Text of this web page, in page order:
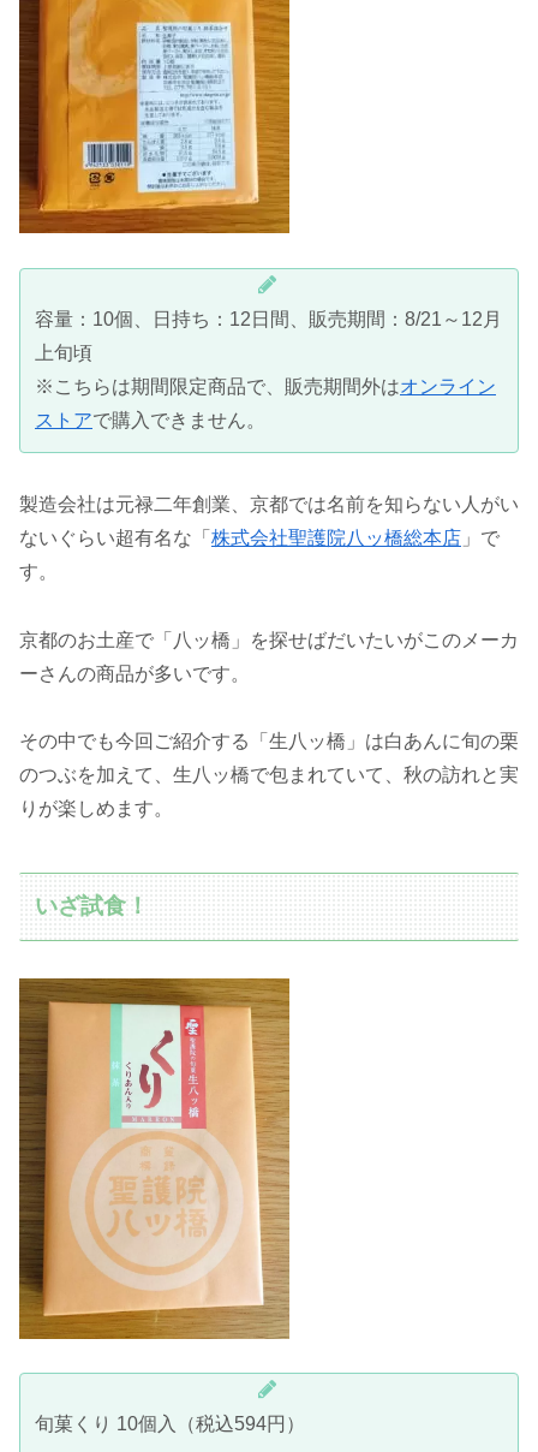
容量：10個、日持ち：12日間、販売期間：8/21～12月
上旬頃
※こちらは期間限定商品で、販売期間外はオンライン
ストアで購入できません。
製造会社は元禄二年創業、京都では名前を知らない人がい
ないぐらい超有名な「 株式会社聖護院八ッ橋総本店 」で
す。
京都のお土産で「八ッ橋」を探せばだいたいがこのメーカ
ーさんの商品が多いです。
その中でも今回ご紹介する「生八ッ橋」は白あんに旬の栗
のつぶを加えて、生八ッ橋で包まれていて、秋の訪れと実
りが楽しめます。
いざ試食！
旬菓くり 10個入（税込594円）